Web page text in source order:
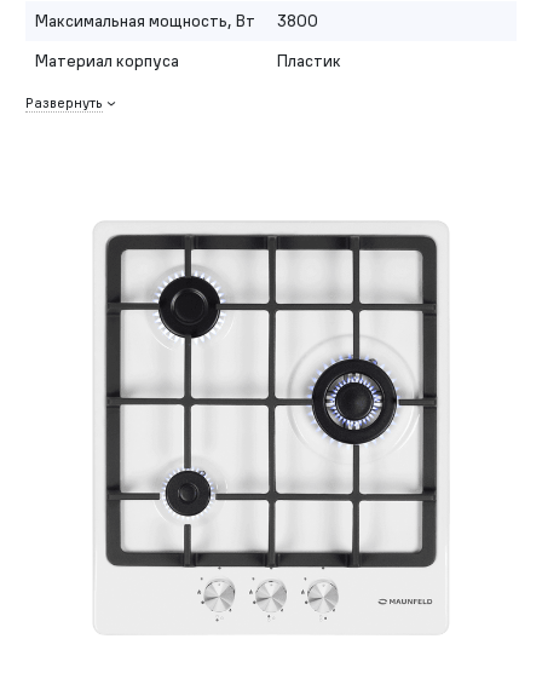
Максимальная мощность, Вт
3800
Материал корпуса
Пластик
Развернуть